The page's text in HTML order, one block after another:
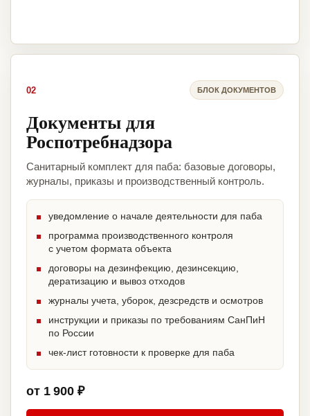
02 БЛОК ДОКУМЕНТОВ
Документы для
Роспотребнадзора
Санитарный комплект для паба: базовые договоры,
журналы, приказы и производственный контроль.
уведомление о начале деятельности для паба
программа производственного контроля
с учетом формата объекта
договоры на дезинфекцию, дезинсекцию,
дератизацию и вывоз отходов
журналы учета, уборок, дезсредств и осмотров
инструкции и приказы по требованиям СанПиН
по России
чек-лист готовности к проверке для паба
от 1 900 ₽